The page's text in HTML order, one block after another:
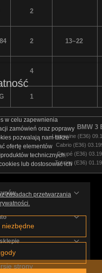
2
2 13~22
4
1
BMW 3
Limousine (E36)
Cabrio (E36)
Coupé (E36)
Touring (E36)
strony
w celu zapewnienia
zamówień oraz poprawy
pozwalają nam także
ofertę elementów
technicznych.
lub dostosować ich
zasadach przetwarzania
niezbędne